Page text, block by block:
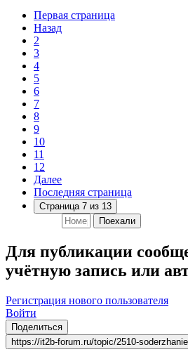
Первая страница
Назад
2
3
4
5
6
7
8
9
10
11
12
Далее
Последняя страница
Страница 7 из 13
Поехали
Для публикации
учётную запись или
Регистрация нового пользователя
Войти
Поделиться
https://it2b-forum.ru/topic/2510-